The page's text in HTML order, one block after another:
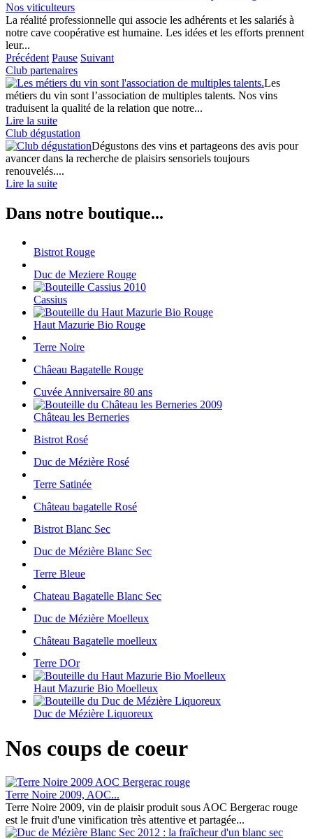
Nos viticulteurs
La réalité professionnelle qui associe les adhérents et les salariés à
notre cave coopérative est humaine. Les idées et les efforts prennent
leur...
Précédent Pause Suivant
Club partenaires
Les
métiers du vin sont l’association de multiples talents. Nos vins
traduisent la qualité de la relation que notre...
Lire la suite
Club dégustation
Dégustons des vins et partageons des avis pour
avancer dans la recherche de plaisirs sensoriels toujours
renouvelés....
Lire la suite
Dans notre boutique...
Bistrot Rouge
Duc de Meziere Rouge
Cassius
Haut Mazurie Bio Rouge
Terre Noire
Châeau Bagatelle Rouge
Cuvée Anniversaire 80 ans
Château les Berneries
Bistrot Rosé
Duc de Mézière Rosé
Terre Satinée
Château bagatelle Rosé
Bistrot Blanc Sec
Duc de Mézière Blanc Sec
Terre Bleue
Chateau Bagatelle Blanc Sec
Duc de Mézière Moelleux
Château Bagatelle moelleux
Terre DOr
Haut Mazurie Bio Moelleux
Duc de Mézière Liquoreux
Nos coups de coeur
Terre Noire 2009, AOC...
Terre Noire 2009, vin de plaisir produit sous AOC Bergerac rouge
est le fruit d'une vinification très attentive et partagée...